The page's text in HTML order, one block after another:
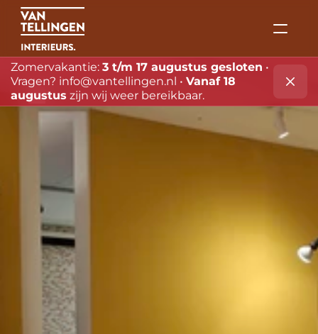
Zomervakantie: 3 t/m 17 augustus gesloten •
Vragen? info@vantellingen.nl • Vanaf 18
augustus zijn wij weer bereikbaar.
Merken